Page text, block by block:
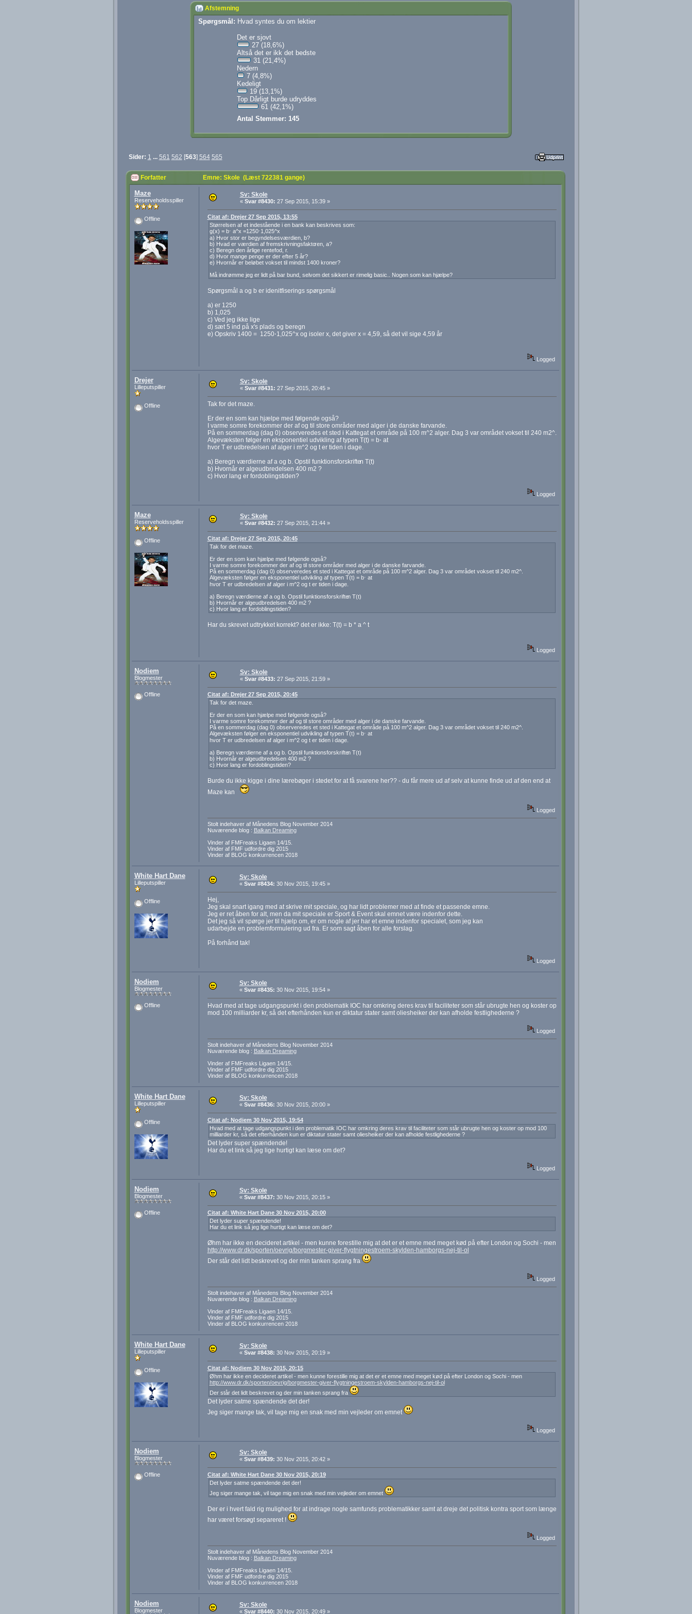
Afstemning
Spørgsmål: Hvad syntes du om lektier
Det er sjovt
27 (18,6%)
Altså det er ikk det bedste
31 (21,4%)
Nedern
7 (4,8%)
Kedeligt
19 (13,1%)
Top Dårligt burde udryddes
61 (42,1%)
Antal Stemmer: 145
Sider: 1 ... 561 562 [563] 564 565
Forfatter Emne: Skole (Læst 722381 gange)
Maze
Reserveholdsspiller
Offline
Sv: Skole
« Svar #8430: 27 Sep 2015, 15:39 »
Citat af: Drejer 27 Sep 2015, 13:55
Størrelsen af et indestående i en bank kan beskrives som:
g(x) = b⋅ a^x =1250⋅1,025^x
a) Hvor stor er begyndelsesværdien, b?
b) Hvad er værdien af fremskrivningsfaktoren, a?
c) Beregn den årlige rentefod, r.
d) Hvor mange penge er der efter 5 år?
e) Hvornår er beløbet vokset til mindst 1400 kroner?
Må indrømme jeg er lidt på bar bund, selvom det sikkert er rimelig basic.. Nogen som kan hjælpe?
Spørgsmål a og b er idenitfiserings spørgsmål
a) er 1250
b) 1,025
c) Ved jeg ikke lige
d) sæt 5 ind på x's plads og beregn
e) Opskriv 1400 = 1250⋅1,025^x og isoler x, det giver x = 4,59, så det vil sige 4,59 år
Logged
Drejer
Lilleputspiller
Offline
Sv: Skole
« Svar #8431: 27 Sep 2015, 20:45 »
Tak for det maze.
Er der en som kan hjælpe med følgende også?
I varme somre forekommer der af og til store områder med alger i de danske farvande.
På en sommerdag (dag 0) observeredes et sted i Kattegat et område på 100 m^2 alger. Dag 3 var området vokset til 240 m2^.
Algevæksten følger en eksponentiel udvikling af typen T(t) = b⋅ at
hvor T er udbredelsen af alger i m^2 og t er tiden i dage.
a) Beregn værdierne af a og b. Opstil funktionsforskriften T(t)
b) Hvornår er algeudbredelsen 400 m2 ?
c) Hvor lang er fordoblingstiden?
Logged
Maze
Reserveholdsspiller
Offline
Sv: Skole
« Svar #8432: 27 Sep 2015, 21:44 »
Citat af: Drejer 27 Sep 2015, 20:45
Tak for det maze.
Er der en som kan hjælpe med følgende også?
I varme somre forekommer der af og til store områder med alger i de danske farvande.
På en sommerdag (dag 0) observeredes et sted i Kattegat et område på 100 m^2 alger. Dag 3 var området vokset til 240 m2^.
Algevæksten følger en eksponentiel udvikling af typen T(t) = b⋅ at
hvor T er udbredelsen af alger i m^2 og t er tiden i dage.
a) Beregn værdierne af a og b. Opstil funktionsforskriften T(t)
b) Hvornår er algeudbredelsen 400 m2 ?
c) Hvor lang er fordoblingstiden?
Har du skrevet udtrykket korrekt? det er ikke: T(t) = b * a ^ t
Logged
Nodiem
Blogmester
Offline
Sv: Skole
« Svar #8433: 27 Sep 2015, 21:59 »
Citat af: Drejer 27 Sep 2015, 20:45
Tak for det maze.
Er der en som kan hjælpe med følgende også?
I varme somre forekommer der af og til store områder med alger i de danske farvande.
På en sommerdag (dag 0) observeredes et sted i Kattegat et område på 100 m^2 alger. Dag 3 var området vokset til 240 m2^.
Algevæksten følger en eksponentiel udvikling af typen T(t) = b⋅ at
hvor T er udbredelsen af alger i m^2 og t er tiden i dage.
a) Beregn værdierne af a og b. Opstil funktionsforskriften T(t)
b) Hvornår er algeudbredelsen 400 m2 ?
c) Hvor lang er fordoblingstiden?
Burde du ikke kigge i dine lærebøger i stedet for at få svarene her?? - du får mere ud af selv at kunne finde ud af den end at
Maze kan
Logged
Stolt indehaver af Månedens Blog November 2014
Nuværende blog : Balkan Dreaming
Vinder af FMFreaks Ligaen 14/15.
Vinder af FMF udfordre dig 2015
Vinder af BLOG konkurrencen 2018
White Hart Dane
Lilleputspiller
Offline
Sv: Skole
« Svar #8434: 30 Nov 2015, 19:45 »
Hej,
Jeg skal snart igang med at skrive mit speciale, og har lidt problemer med at finde et passende emne.
Jeg er ret åben for alt, men da mit speciale er Sport & Event skal emnet være indenfor dette.
Det jeg så vil spørge jer til hjælp om, er om nogle af jer har et emne indenfor specialet, som jeg kan
udarbejde en problemformulering ud fra. Er som sagt åben for alle forslag.
På forhånd tak!
Logged
Nodiem
Blogmester
Offline
Sv: Skole
« Svar #8435: 30 Nov 2015, 19:54 »
Hvad med at tage udgangspunkt i den problematik IOC har omkring deres krav til faciliteter som står ubrugte hen og koster op
mod 100 milliarder kr, så det efterhånden kun er diktatur stater samt oliesheiker der kan afholde festlighederne ?
Logged
Stolt indehaver af Månedens Blog November 2014
Nuværende blog : Balkan Dreaming
Vinder af FMFreaks Ligaen 14/15.
Vinder af FMF udfordre dig 2015
Vinder af BLOG konkurrencen 2018
White Hart Dane
Lilleputspiller
Offline
Sv: Skole
« Svar #8436: 30 Nov 2015, 20:00 »
Citat af: Nodiem 30 Nov 2015, 19:54
Hvad med at tage udgangspunkt i den problematik IOC har omkring deres krav til faciliteter som står ubrugte hen og koster op mod 100
milliarder kr, så det efterhånden kun er diktatur stater samt oliesheiker der kan afholde festlighederne ?
Det lyder super spændende!
Har du et link så jeg lige hurtigt kan læse om det?
Logged
Nodiem
Blogmester
Offline
Sv: Skole
« Svar #8437: 30 Nov 2015, 20:15 »
Citat af: White Hart Dane 30 Nov 2015, 20:00
Det lyder super spændende!
Har du et link så jeg lige hurtigt kan læse om det?
Øhm har ikke en decideret artikel - men kunne forestille mig at det er et emne med meget kød på efter London og Sochi - men
http://www.dr.dk/sporten/oevrig/borgmester-giver-flygtningestroem-skylden-hamborgs-nej-til-ol
Der står det lidt beskrevet og der min tanken sprang fra
Logged
Stolt indehaver af Månedens Blog November 2014
Nuværende blog : Balkan Dreaming
Vinder af FMFreaks Ligaen 14/15.
Vinder af FMF udfordre dig 2015
Vinder af BLOG konkurrencen 2018
White Hart Dane
Lilleputspiller
Offline
Sv: Skole
« Svar #8438: 30 Nov 2015, 20:19 »
Citat af: Nodiem 30 Nov 2015, 20:15
Øhm har ikke en decideret artikel - men kunne forestille mig at det er et emne med meget kød på efter London og Sochi - men
http://www.dr.dk/sporten/oevrig/borgmester-giver-flygtningestroem-skylden-hamborgs-nej-til-ol
Der står det lidt beskrevet og der min tanken sprang fra
Det lyder satme spændende det der!
Jeg siger mange tak, vil tage mig en snak med min vejleder om emnet
Logged
Nodiem
Blogmester
Offline
Sv: Skole
« Svar #8439: 30 Nov 2015, 20:42 »
Citat af: White Hart Dane 30 Nov 2015, 20:19
Det lyder satme spændende det der!
Jeg siger mange tak, vil tage mig en snak med min vejleder om emnet
Der er i hvert fald rig mulighed for at indrage nogle samfunds problematikker samt at dreje det politisk kontra sport som længe
har været forsøgt separeret !
Logged
Stolt indehaver af Månedens Blog November 2014
Nuværende blog : Balkan Dreaming
Vinder af FMFreaks Ligaen 14/15.
Vinder af FMF udfordre dig 2015
Vinder af BLOG konkurrencen 2018
Nodiem
Blogmester
Sv: Skole
« Svar #8440: 30 Nov 2015, 20:49 »